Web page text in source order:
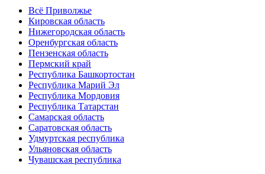
Всё Приволжье
Кировская область
Нижегородская область
Оренбургская область
Пензенская область
Пермский край
Республика Башкортостан
Республика Марий Эл
Республика Мордовия
Республика Татарстан
Самарская область
Саратовская область
Удмуртская республика
Ульяновская область
Чувашская республика